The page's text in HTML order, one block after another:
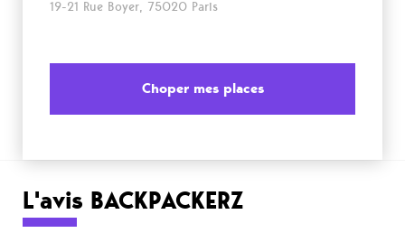
19-21 Rue Boyer, 75020 Paris
Choper mes places
L'avis BACKPACKERZ